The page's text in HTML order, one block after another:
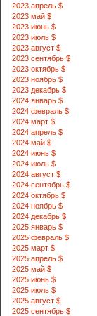
2023 апрель $
2023 май $
2023 июнь $
2023 июль $
2023 август $
2023 сентябрь $
2023 октябрь $
2023 ноябрь $
2023 декабрь $
2024 январь $
2024 февраль $
2024 март $
2024 апрель $
2024 май $
2024 июнь $
2024 июль $
2024 август $
2024 сентябрь $
2024 октябрь $
2024 ноябрь $
2024 декабрь $
2025 январь $
2025 февраль $
2025 март $
2025 апрель $
2025 май $
2025 июнь $
2025 июль $
2025 август $
2025 сентябрь $